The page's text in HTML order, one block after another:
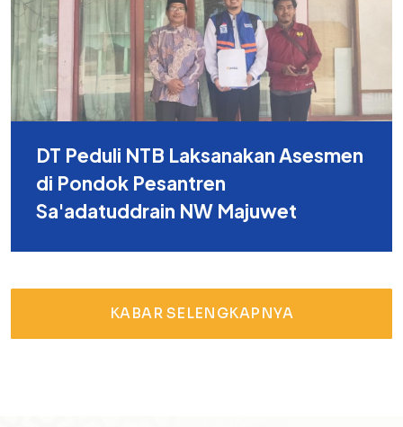
DT Peduli NTB Laksanakan Asesmen
di Pondok Pesantren
Sa'adatuddrain NW Majuwet
KABAR SELENGKAPNYA